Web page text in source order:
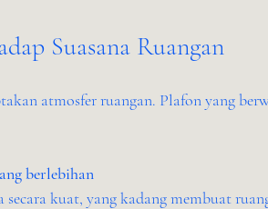
Suasana Ruangan
atmosfer ruangan. Plafon yang
berlebihan